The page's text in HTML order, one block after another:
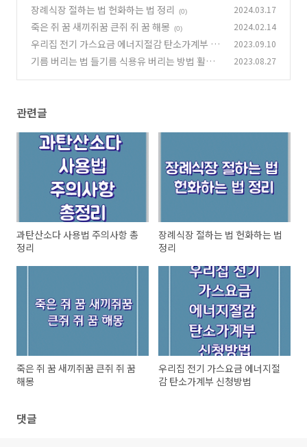
장례식장 절하는 법 헌화하는 법 정리 (0) 2024.03.17
죽은 쥐 꿈 새끼쥐꿈 큰쥐 쥐 꿈 해몽 (0) 2024.02.14
우리집 전기 가스요금 에너지절감 탄소가계부 신
청방법 (0)
2023.09.10
기름 버리는 법 들기름 식용유 버리는 방법 활용
2023.08.27
관련글
과탄산소다 사용법 주의사항 총
정리
장례식장 절하는 법 헌화하는 법
정리
죽은 쥐 꿈 새끼쥐꿈 큰쥐 쥐 꿈
해몽
우리집 전기 가스요금 에너지절
감 탄소가계부 신청방법
댓글